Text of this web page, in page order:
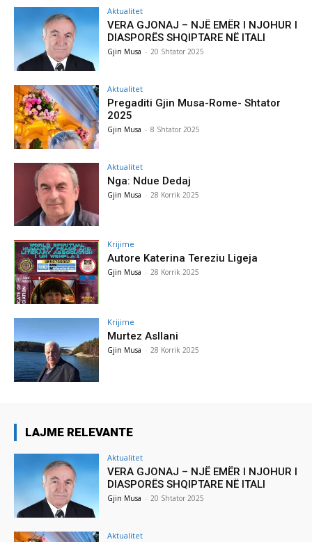
Aktualitet
VERA GJONAJ – NJË EMËR I NJOHUR I
DIASPORËS SHQIPTARE NË ITALI
Gjin Musa - 20 Shtator 2025
Aktualitet
Pregaditi Gjin Musa-Rome- Shtator
2025
Gjin Musa - 8 Shtator 2025
Aktualitet
Nga: Ndue Dedaj
Gjin Musa - 28 Korrik 2025
Krijime
Autore Katerina Tereziu Ligeja
Gjin Musa - 28 Korrik 2025
Krijime
Murtez Asllani
Gjin Musa - 28 Korrik 2025
LAJME RELEVANTE
Aktualitet
VERA GJONAJ – NJË EMËR I NJOHUR I
DIASPORËS SHQIPTARE NË ITALI
Gjin Musa - 20 Shtator 2025
Aktualitet